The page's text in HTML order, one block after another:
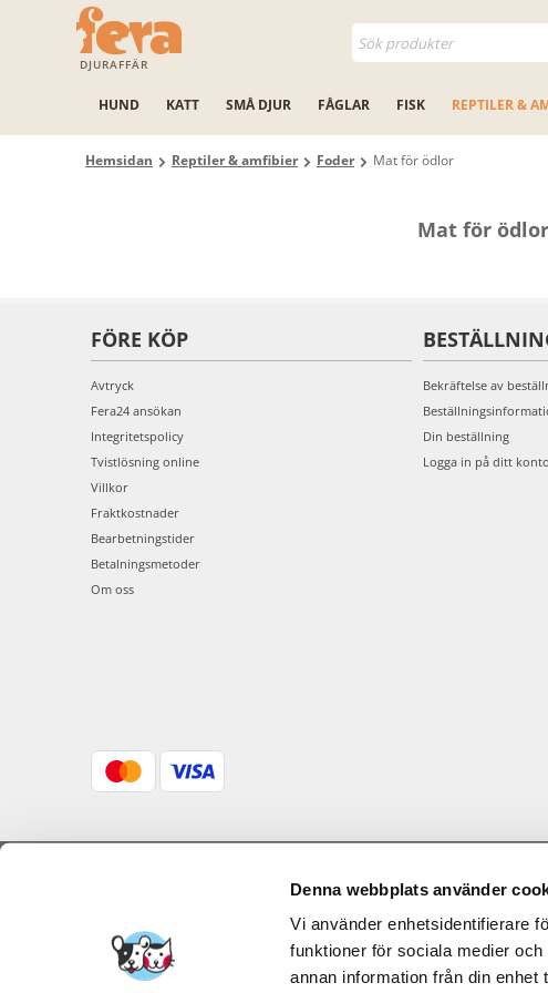
Denna webbplats använder
Vi använder enhetsidentifierare
funktioner för sociala medier
annan information från din
DJURAFFÄR
HUND KATT SMÅ DJUR FÅGLAR FISK REPTILER &
Hemsidan Reptiler & amfibier Foder Mat för ödlor
Mat för ödlor
FÖRE KÖP
Avtryck
Fera24 ansökan
Integritetspolicy
Tvistlösning online
Villkor
Fraktkostnader
Bearbetningstider
Betalningsmetoder
Om oss
Bekräftelse av
Din beställning
Logga in på ditt konto
FERA INTERNATIONAL: